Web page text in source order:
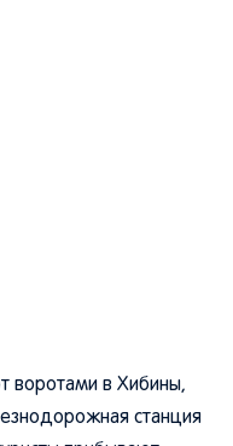
воротами в Хибины,
станция